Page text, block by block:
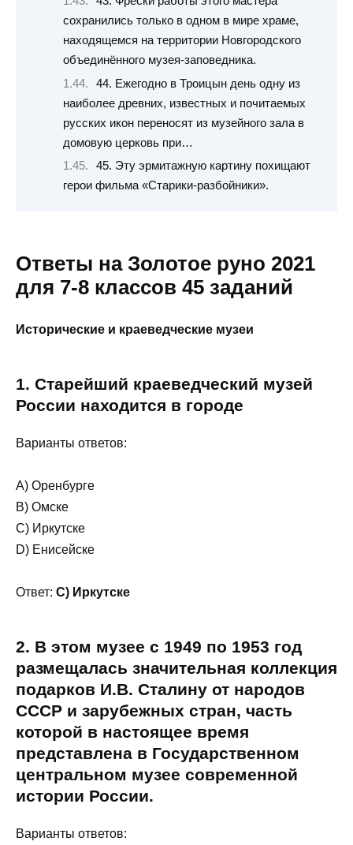
сохранились только в одном в мире храме,
находящемся на территории Новгородского
объединённого музея-заповедника.
44. Ежегодно в Троицын день одну из
наиболее древних, известных и почитаемых
русских икон переносят из музейного зала в
домовую церковь при…
45. Эту эрмитажную картину похищают
герои фильма «Старики-разбойники».
Ответы на Золотое руно 2021
для 7-8 классов 45 заданий
Исторические и краеведческие музеи
1. Старейший краеведческий музей
России находится в городе
Варианты ответов:
A) Оренбурге
В) Омске
C) Иркутске
D) Енисейске
Ответ: C) Иркутске
2. В этом музее с 1949 по 1953 год
размещалась значительная коллекция
подарков И.В. Сталину от народов
СССР и зарубежных стран, часть
которой в настоящее время
представлена в Государственном
центральном музее современной
истории России.
Варианты ответов: